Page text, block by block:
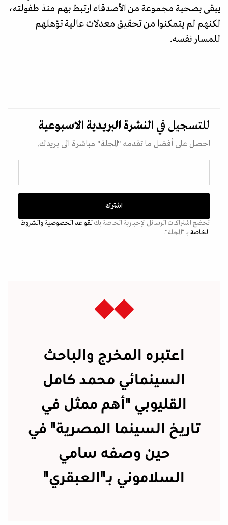
يبقى بصحبة مجموعة من الأصدقاء ارتبط بهم منذ طفولته،
لكنهم لم يتمكنوا من تحقيق معدلات عالية تؤهلهم
للمسار نفسه.
للتسجيل في النشرة البريدية الاسبوعية
احصل على أفضل ما تقدمه "المجلة" مباشرة الى بريدك.
تخضع اشتراكات الرسائل الإخبارية الخاصة بكلقواعد الخصوصيةوالشروط
الخاصة بـ “المجلة".
اعتبره المخرج والباحث
السينمائي محمد كامل
القليوبي "أهم ممثل في
تاريخ السينما المصرية" في
حين وصفه سامي
السلاموني بـ"العبقري"